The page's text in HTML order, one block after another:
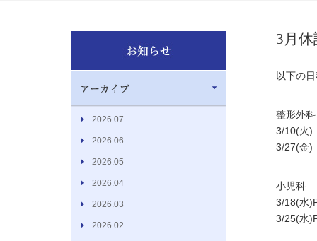
2026.07
2026.06
2026.05
2026.04
2026.03
2026.02
3月
以下の
整形外科
3/10(火)
3/27(金)
小児科
3/18(水
3/25(水